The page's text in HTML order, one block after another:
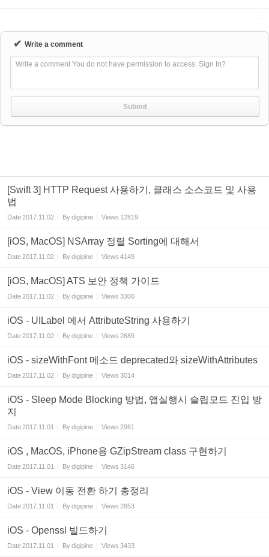
✔ Write a comment
Write a comment You do not have permission to access. Sign In?
[Swift 3] HTTP Request 사용하기, 클래스 소스코드 및 사용
법
Date2017.11.02 Bydigipine Views 12819
[iOS, MacOS] NSArray 정렬 Sorting에 대해서
Date2017.11.02 Bydigipine Views 4149
[iOS, MacOS] ATS 보안 정책 가이드
Date2017.11.02 Bydigipine Views 3300
iOS - UILabel 에서 AttributeString 사용하기
Date2017.11.02 Bydigipine Views 2689
iOS - sizeWithFont 메소드 deprecated와 sizeWithAttributes
Date2017.11.02 Bydigipine Views 3014
iOS - Sleep Mode Blocking 방법, 앱실행시 슬립모드 진입 방
지
Date2017.11.01 Bydigipine Views 2961
iOS , MacOS, iPhone용 GZipStream class 구현하기
Date2017.11.01 Bydigipine Views 3146
iOS - View 이동 전환 하기 총정리
Date2017.11.01 Bydigipine Views 2853
iOS - Openssl 빌드하기
Date2017.11.01 Bydigipine Views 3433